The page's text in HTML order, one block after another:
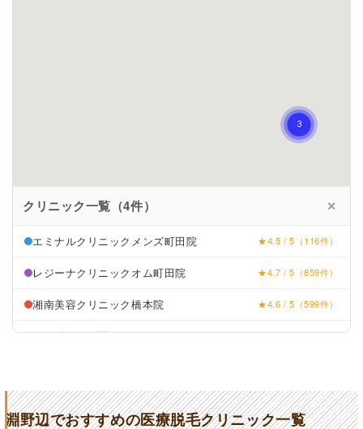
クリニック一覧（4件） ✕
エミナルクリニックメンズ町田院 ★4.5 / 5（116件）
レジーナクリニックオム町田院 ★4.7 / 5（859件）
湘南美容クリニック橋本院 ★4.6 / 5（599件）
メンズリゼ町田 ★4.6 / 5（89件）
淵野辺でおすすめの医療脱毛クリニック一覧